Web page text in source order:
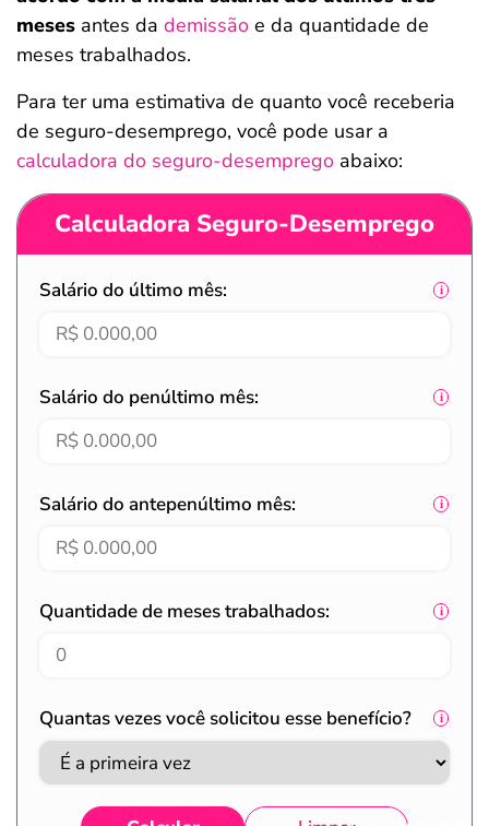
meses antes da demissão e da quantidade de
meses trabalhados.
Para ter uma estimativa de quanto você receberia
de seguro-desemprego, você pode usar a
calculadora do seguro-desemprego abaixo:
Calculadora Seguro-Desemprego
Salário do último mês:
Salário do penúltimo mês:
Salário do antepenúltimo mês:
Quantidade de meses trabalhados:
Quantas vezes você solicitou esse benefício?